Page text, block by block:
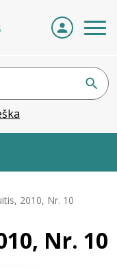
2010, Nr. 10
Nr. 10